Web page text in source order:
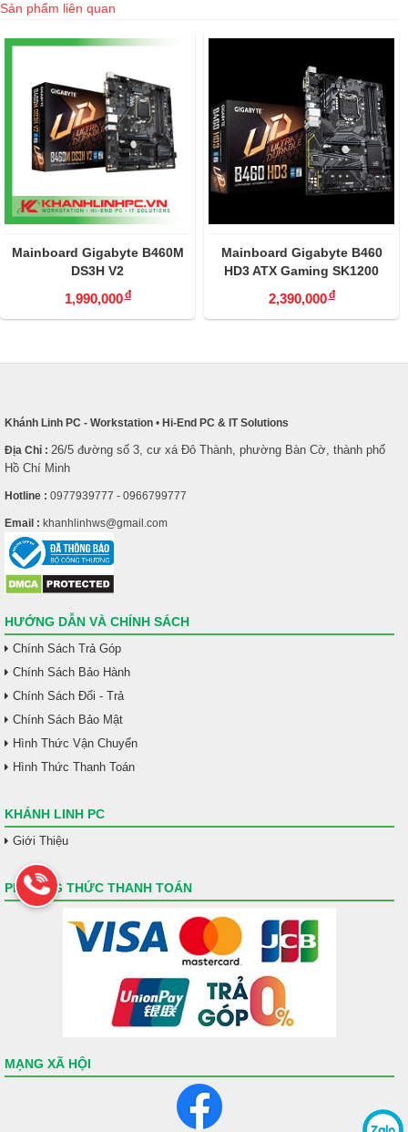
Sản phẩm liên quan
B460M
Mainboard Gigabyte B460
HD3 ATX Gaming SK1200
Mainboard
B460 - I
Khánh Linh PC - Workstation • Hi-End PC & IT Solutions
Địa Chỉ : 26/5 đường số 3, cư xá Đô Thành, phường Bàn Cờ, thành phố
Hồ Chí Minh
Hotline : 0977939777 - 0966799777
Email : khanhlinhws@gmail.com
HƯỚNG DẪN VÀ CHÍNH SÁCH
Chính Sách Trả Góp
Chính Sách Bảo Hành
Chính Sách Đổi - Trả
Chính Sách Bảo Mật
Hình Thức Vận Chuyển
Hình Thức Thanh Toán
KHÁNH LINH PC
Giới Thiệu
PHƯƠNG THỨC THANH TOÁN
MẠNG XÃ HỘI